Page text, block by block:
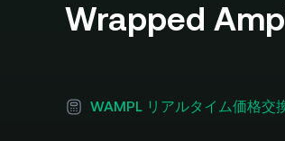
Wrapped
WAMPL リアルタイム価格交